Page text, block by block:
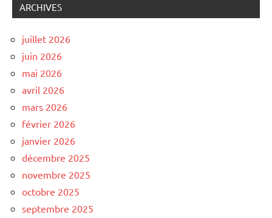
ARCHIVES
juillet 2026
juin 2026
mai 2026
avril 2026
mars 2026
février 2026
janvier 2026
décembre 2025
novembre 2025
octobre 2025
septembre 2025